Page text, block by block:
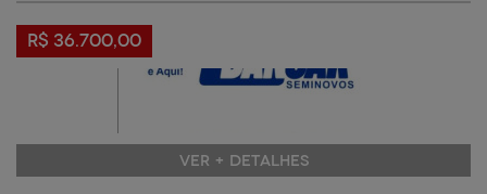
R$ 36.700,00
VER + DETALHES